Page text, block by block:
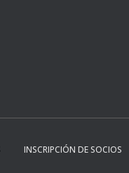
INSCRIPCIÓN DE SOCIOS